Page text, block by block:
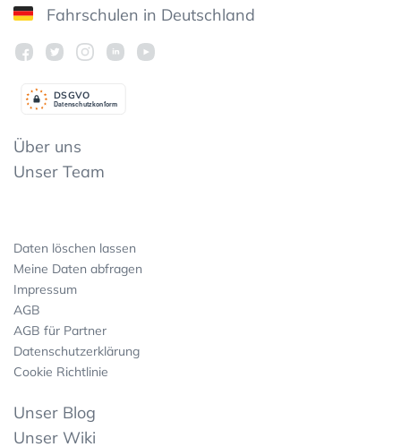
Fahrschulen in Deutschland
Datenschutzkonform
DSGVO
Über uns
Unser Team
Daten löschen lassen
Meine Daten abfragen
Impressum
AGB
AGB für Partner
Datenschutzerklärung
Cookie Richtlinie
Unser Blog
Unser Wiki